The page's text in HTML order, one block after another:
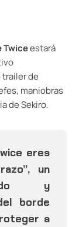
Twiceestará
de
maniobras
de Sekiro.
eres
un
y
borde
a